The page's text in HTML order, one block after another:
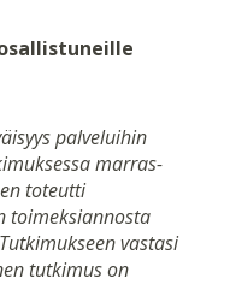
palveluihin
marras-
toteutti
toimeksiannosta
vastasi
tutkimus on